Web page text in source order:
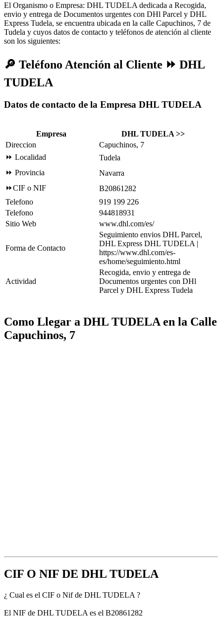
El Organismo o Empresa: DHL TUDELA dedicada a Recogida,
envio y entrega de Documentos urgentes con DHl Parcel y DHL
Express Tudela, se encuentra ubicada en la calle Capuchinos, 7 de
Tudela y cuyos datos de contacto y teléfonos de atención al cliente
son los siguientes:
🔎 Teléfono Atención al Cliente ⏩ DHL
TUDELA
Datos de contacto de la Empresa DHL TUDELA
Empresa
DHL TUDELA >>
Direccion
Capuchinos, 7
⏩ Localidad
Tudela
⏩ Provincia
Navarra
⏩CIF o NIF
B20861282
Telefono
919 199 226
Telefono
944818931
Sitio Web
www.dhl.com/es/
Forma de Contacto
Seguimiento envios DHL Parcel,
DHL Express DHL TUDELA |
https://www.dhl.com/es-
es/home/seguimiento.html
Actividad
Recogida, envio y entrega de
Documentos urgentes con DHl
Parcel y DHL Express Tudela
Como Llegar a DHL TUDELA en la Calle
Capuchinos, 7
CIF O NIF DE DHL TUDELA
¿ Cual es el CIF o Nif de DHL TUDELA ?
El NIF de DHL TUDELA es el B20861282